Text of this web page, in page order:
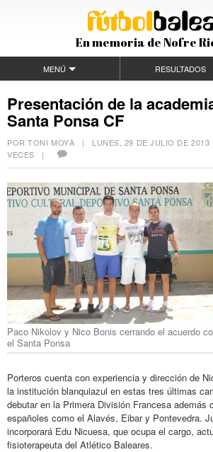
En memoria de Nofre
MENÚ RESULTADOS
Presentación de la
Santa Ponsa CF
POR TONI MOYÀ | LUNES, 29 DE JULIO DE 2013
VECES |
Paco Nikolov y Nico Bonis cerrando el acuerdo
el Santa Ponsa
Porteros cuenta con experiencia y dirección de
la institución blanquiazul en estas tres últimas
debutar en la Primera División Francesa además
españoles como el Alavés, Eibar y Pontevedra.
incorporará Edu Nicuesa, que ocupa el cargo,
fisioterapeuta del Atlético Baleares.